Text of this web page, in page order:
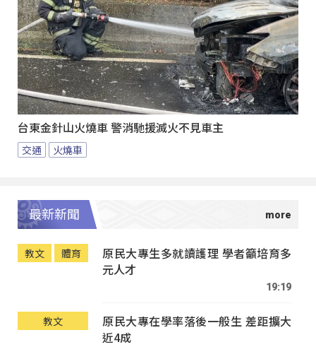
台東金針山火燒車 警消馳援滅火不見車主
交通 火燒車
最新新聞
教文 體育
原民大專生多就讀護理 學者籲培育多
元人才
19:19
教文
原民大專在學率落後一般生 差距擴大
近4成